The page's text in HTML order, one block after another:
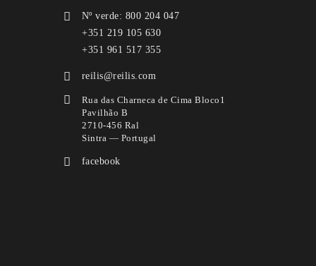
Nº verde: 800 204 047
+351 219 105 630
+351 961 517 355
reilis@reilis.com
Rua das Charneca de Cima Bloco1
Pavilhão B
2710-456 Ral
Sintra — Portugal
facebook